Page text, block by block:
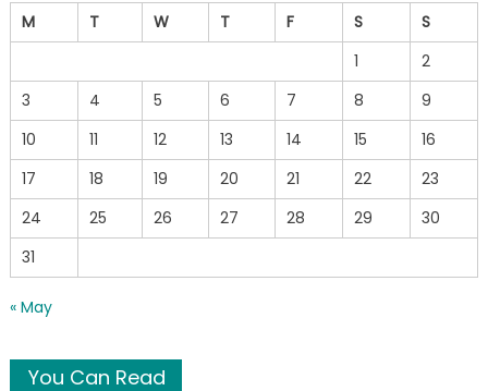
M
T W T F S
S
1
2
3
4 5 6 7 8
9
10
11 12 13 14 15
16
17
18 19 20 21 22
23
24
25 26 27 28 29
30
31
« May
You Can Read